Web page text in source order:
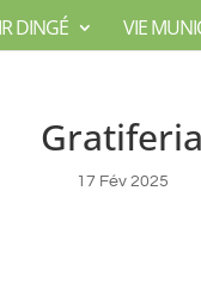
DINGÉ VIE
Gratiferia
17 Fév 2025